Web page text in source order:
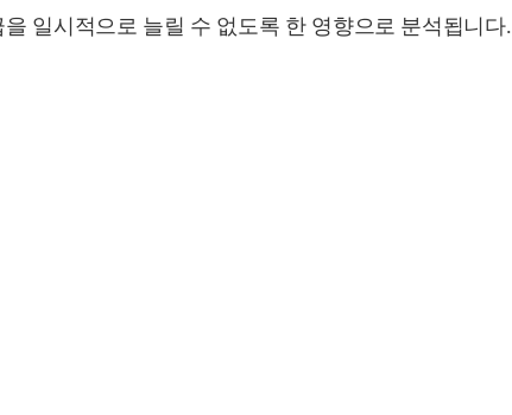
일시적으로 늘릴 수 없도록 한 영향으로 분석됩니다.